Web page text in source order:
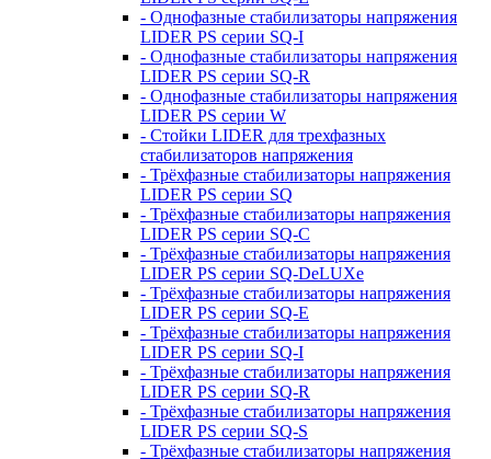
- Однофазные стабилизаторы напряжения
LIDER PS серии SQ-I
- Однофазные стабилизаторы напряжения
LIDER PS серии SQ-R
- Однофазные стабилизаторы напряжения
LIDER PS серии W
- Стойки LIDER для трехфазных
стабилизаторов напряжения
- Трёхфазные стабилизаторы напряжения
LIDER PS серии SQ
- Трёхфазные стабилизаторы напряжения
LIDER PS серии SQ-C
- Трёхфазные стабилизаторы напряжения
LIDER PS серии SQ-DeLUXe
- Трёхфазные стабилизаторы напряжения
LIDER PS серии SQ-E
- Трёхфазные стабилизаторы напряжения
LIDER PS серии SQ-I
- Трёхфазные стабилизаторы напряжения
LIDER PS серии SQ-R
- Трёхфазные стабилизаторы напряжения
LIDER PS серии SQ-S
- Трёхфазные стабилизаторы напряжения